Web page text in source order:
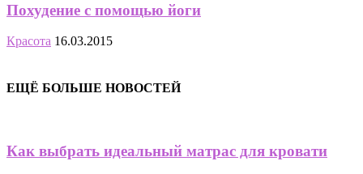
Похудение с помощью йоги
Красота 16.03.2015
ЕЩЁ БОЛЬШЕ НОВОСТЕЙ
Как выбрать идеальный матрас для кровати